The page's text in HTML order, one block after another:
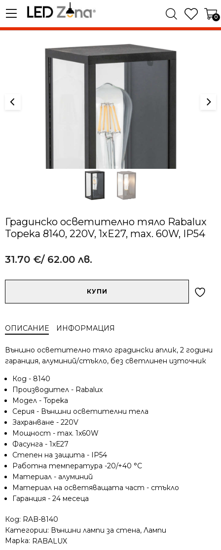
0
Градинско осветително тяло Rabalux
Topeka 8140, 220V, 1xE27, max. 60W, IP54
31.70 €/ 62.00 лв.
тяло
Topeka
8140,
1xE27,
max.
60W,
IP54
КУПИ
ОПИСАНИЕ ИНФОРМАЦИЯ
Външно осветително тяло градински аплик, 2 години
гаранция, алуминий/стъкло, без светлинен източник
Код - 8140
Производител - Rabalux
Модел - Topeka
Серия - Външни осветителни тела
Захранване - 220V
Мощност - max. 1x60W
Фасунга - 1xЕ27
Степен на защита - IP54
Работна температура -20/+40 °C
Материал - алуминий
Материал на осветяващата част - стъкло
Гаранция - 24 месеца
Код: RAB-8140
Категории: Външни лампи за стена, Лампи
Марка: RABALUX